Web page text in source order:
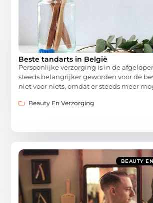
Beste tandarts in België
Persoonlijke verzorging is in de
steeds belangrijker geworden voor de
niet voor niets, omdat er steeds meer
Beauty En Verzorging
BEAUTY